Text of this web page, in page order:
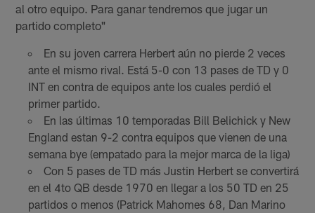
al otro equipo. Para ganar tendremos que jugar un
partido completo"
En su joven carrera Herbert aún no pierde 2 veces
ante el mismo rival. Está 5-0 con 13 pases de TD y 0
INT en contra de equipos ante los cuales perdió el
primer partido.
En las últimas 10 temporadas Bill Belichick y New
England estan 9-2 contra equipos que vienen de una
semana bye (empatado para la mejor marca de la liga)
Con 5 pases de TD más Justin Herbert se convertirá
en el 4to QB desde 1970 en llegar a los 50 TD en 25
partidos o menos (Patrick Mahomes 68, Dan Marino